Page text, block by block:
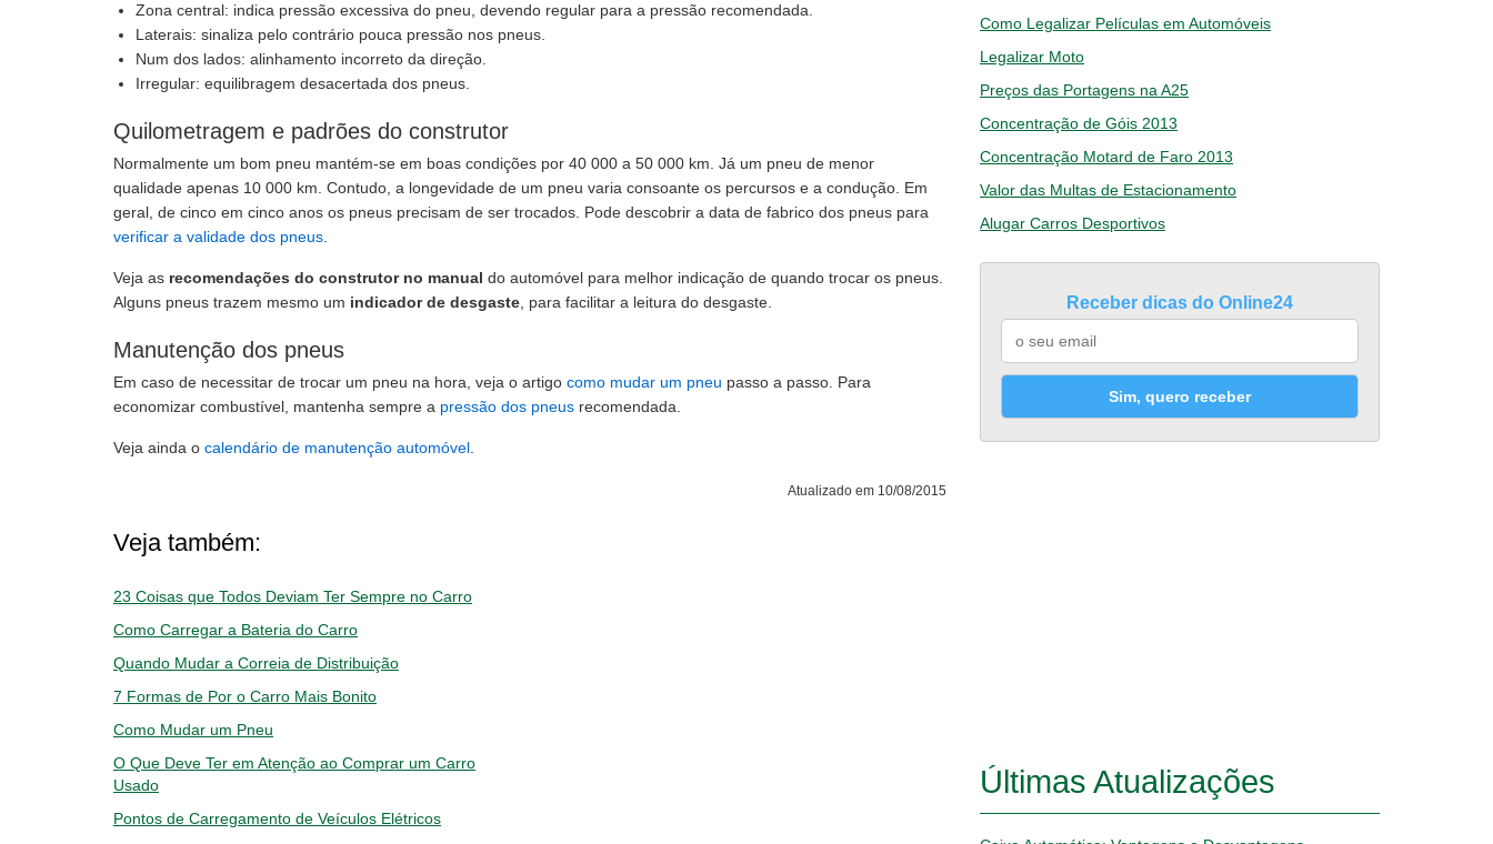
Zona central: indica pressão excessiva do pneu, devendo regular para a pressão recomendada.
Laterais: sinaliza pelo contrário pouca pressão nos pneus.
Num dos lados: alinhamento incorreto da direção.
Irregular: equilibragem desacertada dos pneus.
Quilometragem e padrões do construtor
Normalmente um bom pneu mantém-se em boas condições por 40 000 a 50 000 km. Já um pneu de menor
qualidade apenas 10 000 km. Contudo, a longevidade de um pneu varia consoante os percursos e a condução. Em
geral, de cinco em cinco anos os pneus precisam de ser trocados. Pode descobrir a data de fabrico dos pneus para
verificar a validade dos pneus
Veja as recomendações do construtor no manual do automóvel para melhor indicação de quando trocar os pneus.
Alguns pneus trazem mesmo um indicador de desgaste , para facilitar a leitura do desgaste.
Manutenção dos pneus
Em caso de necessitar de trocar um pneu na hora, veja o artigo como mudar um pneu passo a passo. Para
economizar combustível, mantenha sempre a pressão dos pneus recomendada.
Veja ainda o calendário de manutenção automóvel
Atualizado em 10/08/2015
Veja também:
23 Coisas que Todos Deviam Ter Sempre no Carro
Como Carregar a Bateria do Carro
Quando Mudar a Correia de Distribuição
7 Formas de Por o Carro Mais Bonito
Como Mudar um Pneu
O Que Deve Ter em Atenção ao Comprar um Carro
Usado
Pontos de Carregamento de Veículos Elétricos
Como Legalizar Películas em Automóveis
Legalizar Moto
Preços das Portagens na A25
Concentração de Góis 2013
Concentração Motard de Faro 2013
Valor das Multas de Estacionamento
Alugar Carros Desportivos
Receber dicas do Online24
Sim, quero receber
Últimas Atualizações